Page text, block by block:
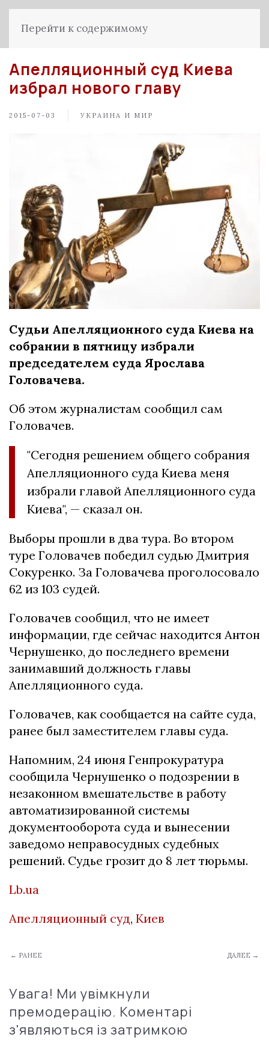
Перейти к содержимому
Апелляционный суд Киева
избрал нового главу
2015-07-03 УКРАИНА И МИР
Судьи Апелляционного суда Киева на
собрании в пятницу избрали
председателем суда Ярослава
Головачева.
Об этом журналистам сообщил сам
Головачев.
"Сегодня решением общего собрания
Апелляционного суда Киева меня
избрали главой Апелляционного суда
Киева", — сказал он.
Выборы прошли в два тура. Во втором
туре Головачев победил судью Дмитрия
Сокуренко. За Головачева проголосовало
62 из 103 судей.
Головачев сообщил, что не имеет
информации, где сейчас находится Антон
Чернушенко, до последнего времени
занимавший должность главы
Апелляционного суда.
Головачев, как сообщается на сайте суда,
ранее был заместителем главы суда.
Напомним, 24 июня Генпрокуратура
сообщила Чернушенко о подозрении в
незаконном вмешательстве в работу
автоматизированной системы
документооборота суда и вынесении
заведомо неправосудных судебных
решений. Судье грозит до 8 лет тюрьмы.
Lb.ua
Апелляционный суд, Киев
← РАНЕЕ ДАЛЕЕ →
Увага! Ми увімкнули
премодерацію. Коментарі
з'являються із затримкою